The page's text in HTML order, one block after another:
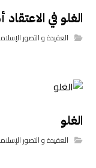
الغلو في
العقيدة و التصور
الغلو
العقيدة و التصور